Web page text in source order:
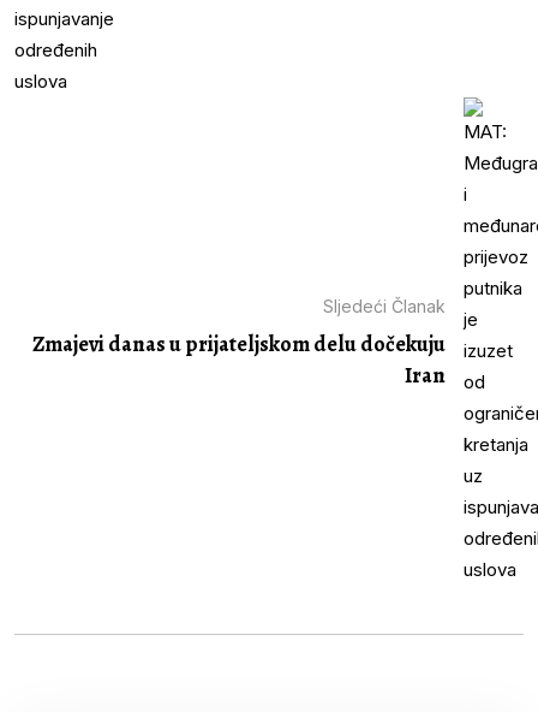
Sljedeći Članak
Zmajevi danas u prijateljskom delu dočekuju
Iran